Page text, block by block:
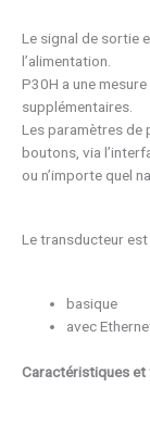
Le signal de sortie
l’alimentation.
P30H a une
supplémentaires.
Les paramètres de
boutons, via
ou n’importe quel
Le transducteur
basique
avec
Caractéristiques